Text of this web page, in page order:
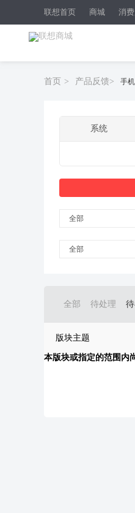
联想首页 商城 消
首页 > 产品反馈> 手
系统
全部
全部
全部 待处理
版块主题
本版块或指定的范围内